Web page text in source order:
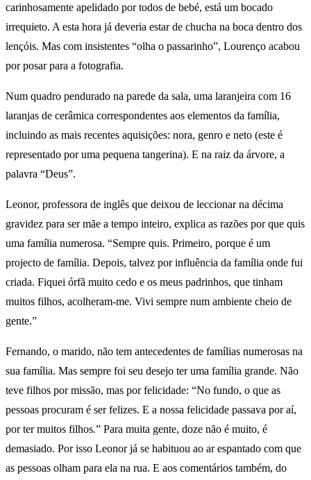
carinhosamente apelidado por todos de bebé, está um bocado
irrequieto. A esta hora já deveria estar de chucha na boca dentro dos
lençóis. Mas com insistentes “olha o passarinho”, Lourenço acabou
por posar para a fotografia.
Num quadro pendurado na parede da sala, uma laranjeira com 16
laranjas de cerâmica correspondentes aos elementos da família,
incluindo as mais recentes aquisições: nora, genro e neto (este é
representado por uma pequena tangerina). E na raiz da árvore, a
palavra “Deus”.
Leonor, professora de inglês que deixou de leccionar na décima
gravidez para ser mãe a tempo inteiro, explica as razões por que quis
uma família numerosa. “Sempre quis. Primeiro, porque é um
projecto de família. Depois, talvez por influência da família onde fui
criada. Fiquei órfã muito cedo e os meus padrinhos, que tinham
muitos filhos, acolheram-me. Vivi sempre num ambiente cheio de
gente.”
Fernando, o marido, não tem antecedentes de famílias numerosas na
sua família. Mas sempre foi seu desejo ter uma família grande. Não
teve filhos por missão, mas por felicidade: “No fundo, o que as
pessoas procuram é ser felizes. E a nossa felicidade passava por aí,
por ter muitos filhos.” Para muita gente, doze não é muito, é
demasiado. Por isso Leonor já se habituou ao ar espantado com que
as pessoas olham para ela na rua. E aos comentários também, do